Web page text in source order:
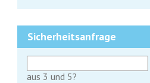
Sicherheitsanfrage
aus 3 und 5?